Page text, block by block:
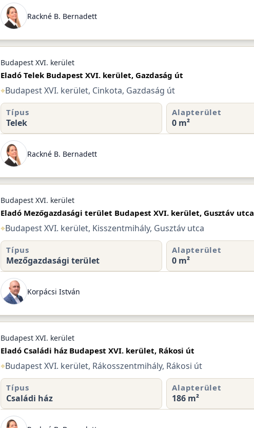
Rackné B. Bernadett
Budapest XVI. kerület
Eladó Telek Budapest XVI. kerület, Gazdaság út
⌖Budapest XVI. kerület, Cinkota, Gazdaság út
Típus
Telek
Alapterület
0 m²
Rackné B. Bernadett
Budapest XVI. kerület
Eladó Mezőgazdasági terület Budapest XVI. kerület, Gusztáv utca
⌖Budapest XVI. kerület, Kisszentmihály, Gusztáv utca
Típus
Mezőgazdasági terület
Alapterület
0 m²
Korpácsi István
Budapest XVI. kerület
Eladó Családi ház Budapest XVI. kerület, Rákosi út
⌖Budapest XVI. kerület, Rákosszentmihály, Rákosi út
Típus
Családi ház
Alapterület
186 m²